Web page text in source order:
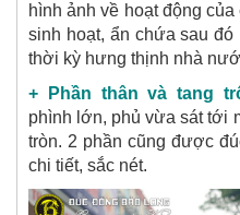
hình ảnh về hoạt động
sinh hoạt, ẩn chứa sau
thời kỳ hưng thịnh nhà
+ Phần thân và tang
phình lớn, phủ vừa sát tới
tròn. 2 phần cũng được
chi tiết, sắc nét.